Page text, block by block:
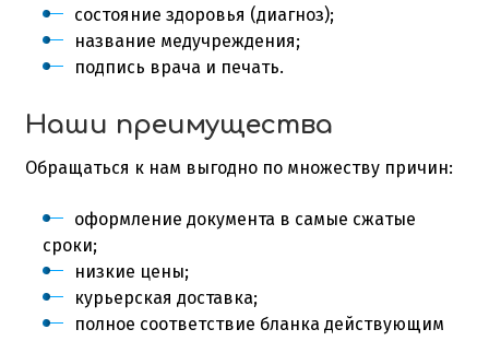
состояние здоровья (диагноз);
название медучреждения;
подпись врача и печать.
Наши преимущества
Обращаться к нам выгодно по множеству причин:
оформление документа в самые сжатые
сроки;
низкие цены;
курьерская доставка;
полное соответствие бланка действующим